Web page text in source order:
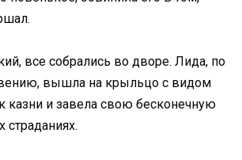
все собрались во дворе. Лида, по
вышла на крыльцо с видом
казни и завела свою бесконечную
страданиях.